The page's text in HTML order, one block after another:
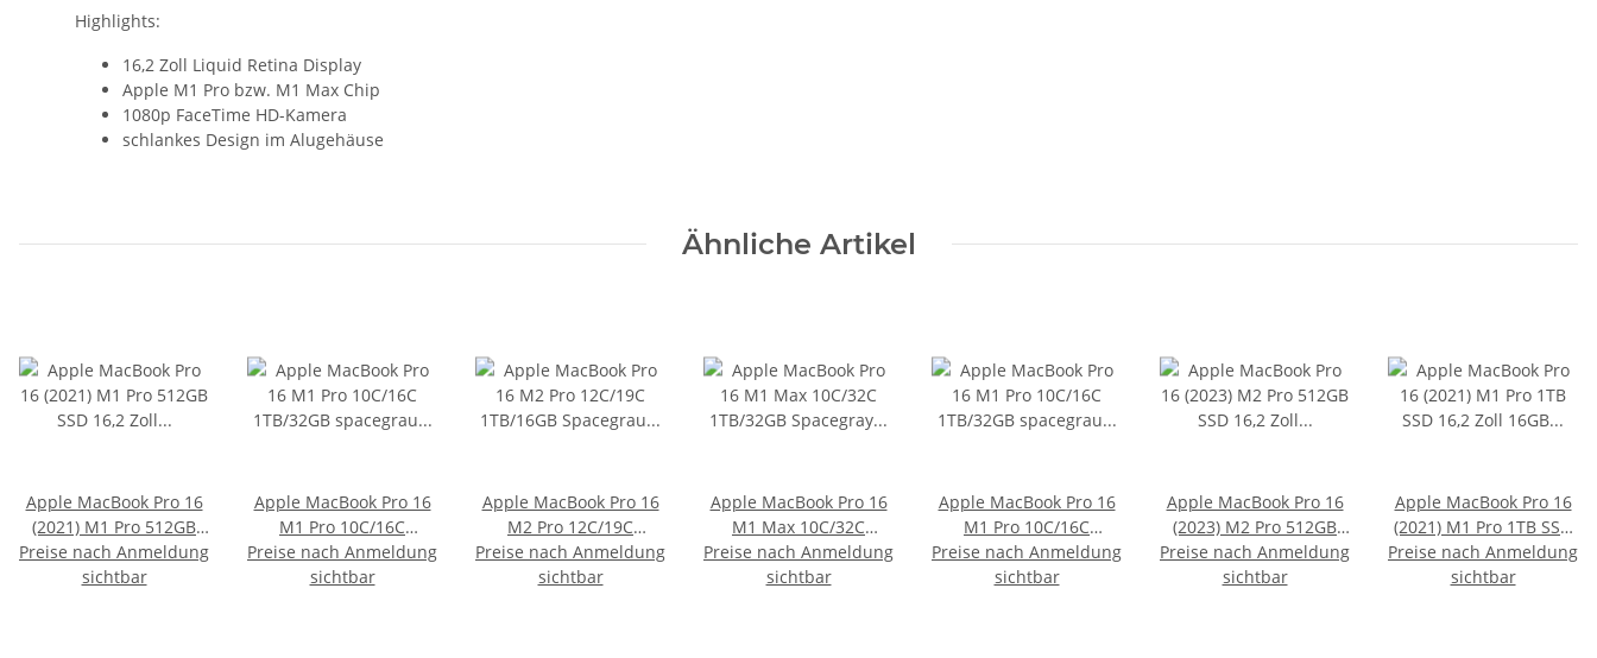
Highlights:
16,2 Zoll Liquid Retina Display
Apple M1 Pro bzw. M1 Max Chip
1080p FaceTime HD-Kamera
schlankes Design im Alugehäuse
Ähnliche Artikel
Apple MacBook Pro 16
(2021) M1 Pro 512GB
SSD 16,2 Zoll 16GB RAM
spacegrau QWERTZ
Preise nach Anmeldung
sichtbar
Apple MacBook Pro 16
M1 Pro 10C/16C
1TB/32GB spacegrau
(2021)
Preise nach Anmeldung
sichtbar
Apple MacBook Pro 16
M2 Pro 12C/19C
1TB/16GB Spacegrau
(2023)
Preise nach Anmeldung
sichtbar
Apple MacBook Pro 16
M1 Max 10C/32C
1TB/32GB Spacegray
(2021)
Preise nach Anmeldung
sichtbar
Apple MacBook Pro 16
M1 Pro 10C/16C
1TB/32GB spacegrau
(2021)
Preise nach Anmeldung
sichtbar
Apple MacBook Pro 16
(2023) M2 Pro 512GB
SSD 16,2 Zoll 16GB RAM
spacegrau QWERTZ
Preise nach Anmeldung
sichtbar
Apple MacBook Pro 16
(2021) M1 Pro 1TB SSD
16,2 Zoll 16GB RAM
spacegrau QWERTZ
Preise nach Anmeldung
sichtbar